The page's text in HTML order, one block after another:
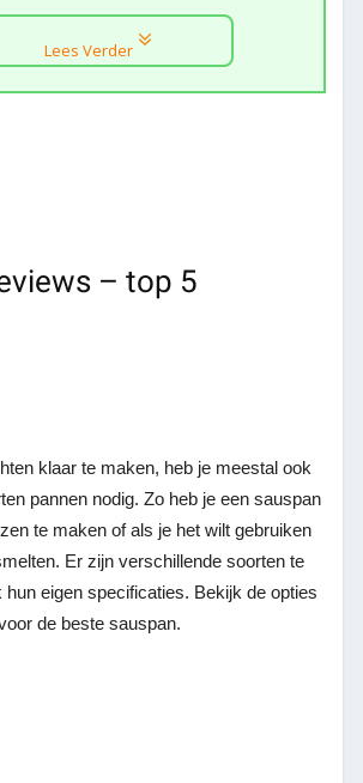
Lees Verder
– top 5
klaar te maken, heb je meestal ook
pannen nodig. Zo heb je een sauspan
te maken of als je het wilt gebruiken
Er zijn verschillende soorten te
eigen specificaties. Bekijk de opties
de beste sauspan.